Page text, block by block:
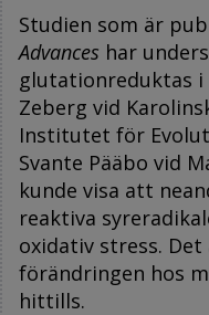
Studien som är
Advances har
glutationreduktas i
Zeberg vid
Institutet för
Svante Pääbo vid
kunde visa att
reaktiva
oxidativ stress.
förändringen hos
hittills.